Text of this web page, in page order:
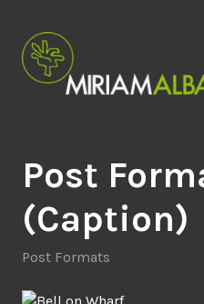
contenido
Post
(Caption)
Post Formats